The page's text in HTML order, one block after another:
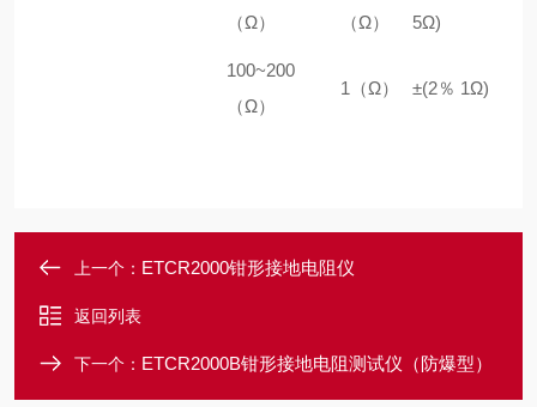
（Ω）
（Ω）
5Ω)
100~200
（Ω）
1（Ω） ±(2％ 1Ω)
上一个： ETCR2000钳形接地电阻仪
返回列表
下一个： ETCR2000B钳形接地电阻测试仪（防爆型）